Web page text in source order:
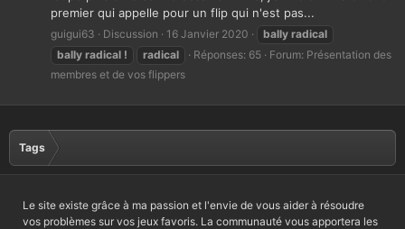
premier qui appelle pour un flip qui n'est pas...
guigui63 Discussion 16 Janvier 2020 bally radical
bally radical ! radical Réponses: 65 Forum: Présentation des
membres et de vos flippers
Tags
Le site existe grâce à ma passion et l'envie de vous aider à résoudre
vos problèmes sur vos jeux favoris. La communauté vous apportera les